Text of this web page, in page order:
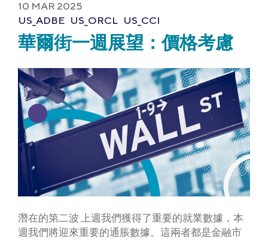
10 MAR 2025
US_ADBE US_ORCL US_CCI
華爾街一週展望：價格考慮
潛在的第二波 上週我們獲得了重要的就業數據，本
週我們將迎來重要的通脹數據。這兩者都是金融市